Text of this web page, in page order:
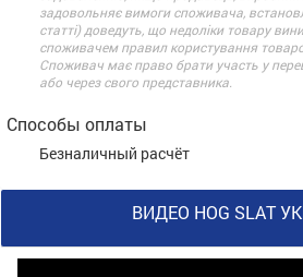
задовольняє вимоги споживача,
статті) доведуть, що недоліки товару
споживачем правил користування
Споживач має право брати участь у
або через свого представника.
Способы оплаты
Безналичный расчёт
ВИДЕО HOG SLAT